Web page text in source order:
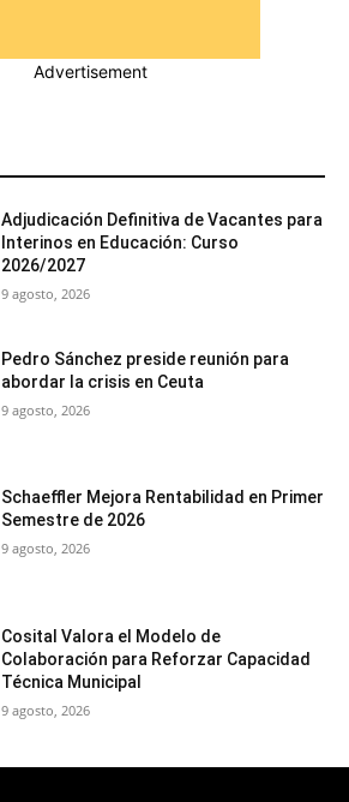
Adjudicación Definitiva de Vacantes para
Interinos en Educación: Curso
2026/2027
9 agosto, 2026
Pedro Sánchez preside reunión para
abordar la crisis en Ceuta
9 agosto, 2026
Schaeffler Mejora Rentabilidad en Primer
Semestre de 2026
9 agosto, 2026
Cosital Valora el Modelo de
Colaboración para Reforzar Capacidad
Técnica Municipal
9 agosto, 2026